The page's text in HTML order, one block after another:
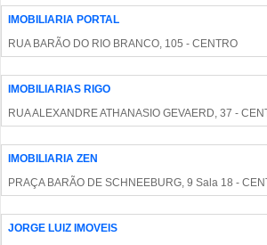
IMOBILIARIA PORTAL
RUA BARÃO DO RIO BRANCO, 105 - CENTRO
IMOBILIARIAS RIGO
RUA ALEXANDRE ATHANASIO GEVAERD, 37 -
IMOBILIARIA ZEN
PRAÇA BARÃO DE SCHNEEBURG, 9 Sala 18 -
JORGE LUIZ IMOVEIS